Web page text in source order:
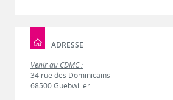
ADRESSE
Venir au CDMC :
34 rue des Dominicains
68500 Guebwiller